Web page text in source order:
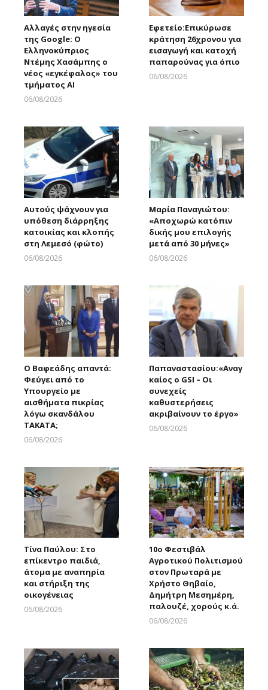
Αλλαγές στην ηγεσία
της Google: Ο
Ελληνοκύπριος
Ντέμης Χασάμπης ο
νέος «εγκέφαλος» του
τμήματος AI
06/08/2026
Εφετείο:Eπικύρωσε
κράτηση 26χρονου για
εισαγωγή και κατοχή
παπαρούνας για όπιο
06/08/2026
Αυτούς ψάχνουν για
υπόθεση διάρρηξης
κατοικίας και κλοπής
στη Λεμεσό (φώτο)
06/08/2026
Μαρία Παναγιώτου:
«Αποχωρώ κατόπιν
δικής μου επιλογής
μετά από 30 μήνες»
06/08/2026
Ο Βαφεάδης απαντά:
Φεύγει από το
Υπουργείο με
αισθήματα πικρίας
λόγω σκανδάλου
ΤΑΚΑΤΑ;
06/08/2026
Παπαναστασίου:«Αναγ
καίος ο GSI – Οι
συνεχείς
καθυστερήσεις
ακριβαίνουν το έργο»
06/08/2026
Τίνα Παύλου: Στο
επίκεντρο παιδιά,
άτομα με αναπηρία
και στήριξη της
οικογένειας
06/08/2026
10ο Φεστιβάλ
Αγροτικού Πολιτισμού
στον Πρωταρά με
Χρήστο Θηβαίο,
Δημήτρη Μεσημέρη,
παλουζέ, χορούς κ.ά.
06/08/2026